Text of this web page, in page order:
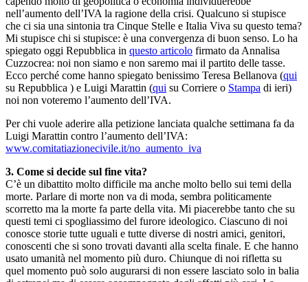
nell’aumento dell’IVA la ragione della crisi. Qualcuno si stupisce
che ci sia una sintonia tra Cinque Stelle e Italia Viva su questo tema?
Mi stupisce chi si stupisce: è una convergenza di buon senso. Lo ha
spiegato oggi Repubblica in questo articolo firmato da Annalisa
Cuzzocrea: noi non siamo e non saremo mai il partito delle tasse.
Ecco perché come hanno spiegato benissimo Teresa Bellanova (qui
su Repubblica ) e Luigi Marattin (qui su Corriere o Stampa di ieri)
noi non voteremo l’aumento dell’IVA.
Per chi vuole aderire alla petizione lanciata qualche settimana fa da
Luigi Marattin contro l’aumento dell’IVA:
www.comitatiazionecivile.it/no_aumento_iva
3. Come si decide sul fine vita?
C’è un dibattito molto difficile ma anche molto bello sui temi della
morte. Parlare di morte non va di moda, sembra politicamente
scorretto ma la morte fa parte della vita. Mi piacerebbe tanto che su
questi temi ci spogliassimo del furore ideologico. Ciascuno di noi
conosce storie tutte uguali e tutte diverse di nostri amici, genitori,
conoscenti che si sono trovati davanti alla scelta finale. E che hanno
usato umanità nel momento più duro. Chiunque di noi rifletta su
quel momento può solo augurarsi di non essere lasciato solo in balia